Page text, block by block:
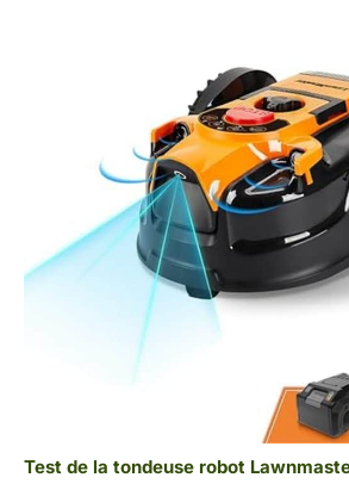
Test de la tondeuse robot